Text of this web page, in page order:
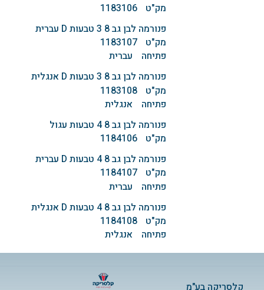
מק"ט 1183106
מק"ט
1183107
פתיחה
עברית
פנורמה לבן גב 8 3 טבעות D עברית
מק"ט
1183108
פתיחה
אנגלית
פנורמה לבן גב 8 3 טבעות D אנגלית
מק"ט 1184106
פנורמה לבן גב 8 4 טבעות עגול
מק"ט
1184107
פתיחה
עברית
פנורמה לבן גב 8 4 טבעות D עברית
מק"ט
1184108
פתיחה
אנגלית
פנורמה לבן גב 8 4 טבעות D אנגלית
קלסריקה בע"מ